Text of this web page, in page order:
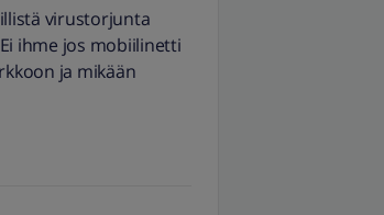
virustorjunta
ihme jos mobiilinetti
ja mikään